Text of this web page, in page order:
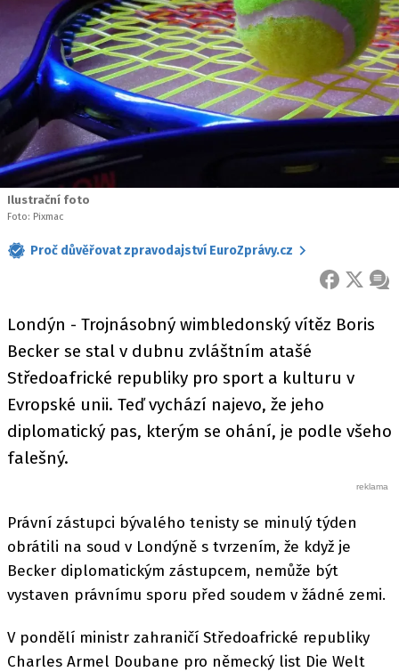
Ilustrační foto
Foto: Pixmac
Proč důvěřovat zpravodajství EuroZprávy.cz
FACEBOOK
X
Londýn - Trojnásobný wimbledonský vítěz Boris
Becker se stal v dubnu zvláštním atašé
Středoafrické republiky pro sport a kulturu v
Evropské unii. Teď vychází najevo, že jeho
diplomatický pas, kterým se ohání, je podle všeho
falešný.
Právní zástupci bývalého tenisty se minulý týden
obrátili na soud v Londýně s tvrzením, že když je
Becker diplomatickým zástupcem, nemůže být
vystaven právnímu sporu před soudem v žádné zemi.
V pondělí ministr zahraničí Středoafrické republiky
Charles Armel Doubane pro německý list Die Welt